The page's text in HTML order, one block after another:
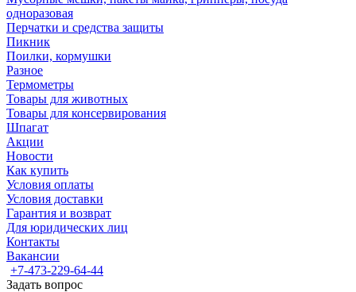
одноразовая
Перчатки и средства защиты
Пикник
Поилки, кормушки
Разное
Термометры
Товары для животных
Товары для консервирования
Шпагат
Акции
Новости
Как купить
Условия оплаты
Условия доставки
Гарантия и возврат
Для юридических лиц
Контакты
Вакансии
+7-473-229-64-44
Задать вопрос